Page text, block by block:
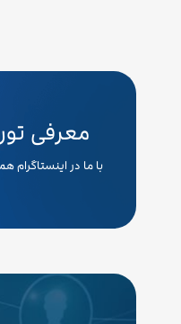
معرفی
با ما در